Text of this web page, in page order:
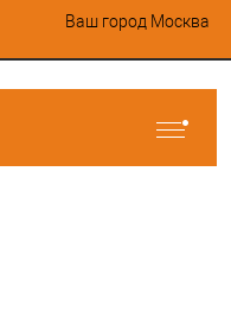
Ваш город Москва